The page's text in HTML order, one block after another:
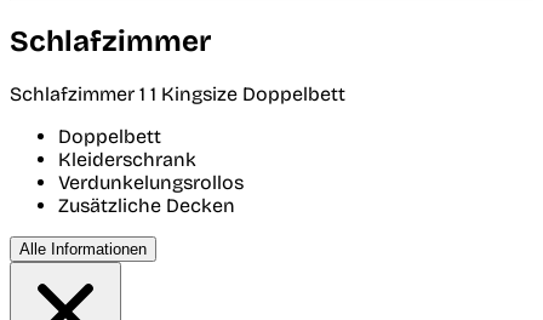
Schlafzimmer
Schlafzimmer 1 1 Kingsize Doppelbett
Doppelbett
Kleiderschrank
Verdunkelungsrollos
Zusätzliche Decken
Alle Informationen